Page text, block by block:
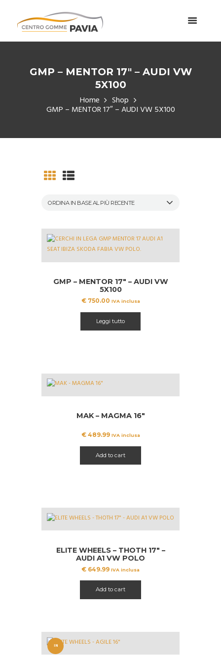
GMP – MENTOR 17″ – AUDI VW
5X100
Home Shop
GMP – MENTOR 17″ – AUDI VW 5X100
GMP – MENTOR 17″ – AUDI VW
5X100
€750.00 IVA inclusa
Leggi tutto
MAK – MAGMA 16″
€489.99 IVA inclusa
Add to cart
ELITE WHEELS – THOTH 17″ –
AUDI A1 VW POLO
€ 649.99 IVA inclusa
Add to cart
IN